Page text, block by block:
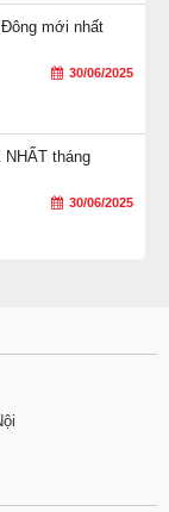
mới nhất
30/06/2025
tháng
30/06/2025